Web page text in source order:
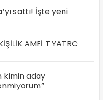
sattı! İşte yeni
AMFİ TİYATRO
kimin aday